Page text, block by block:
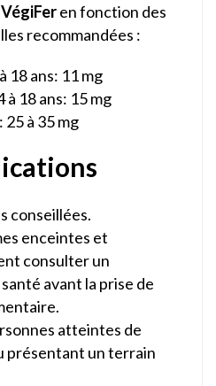
VégiFeren fonction des
recommandées :
18 ans: 11 mg
18 ans: 15 mg
à 35 mg
conseillées.
enceintes et
consulter un
avant la prise de
atteintes de
présentant un terrain